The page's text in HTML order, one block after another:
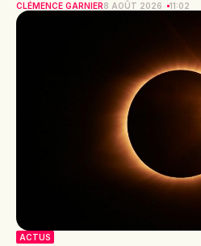
CLÉMENCE GARNIER8 AOÛT 2026 11:02
ACTUS